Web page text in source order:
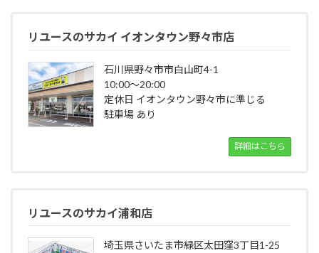
リユースのサカイ イオンタウン野々市店
石川県野々市市白山町4-1
10:00～20:00
定休日 イオンタウン野々市に準じる
駐車場 あり
詳細はこちら
リユースのサカイ浦和店
埼玉県さいたま市緑区太田窪3丁目1-25